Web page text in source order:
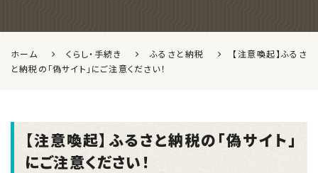
ホーム くらし・手続き ふるさと納税
【注意喚起】ふるさ
と納税の「偽サイト」にご注意ください！
【注意喚起】ふるさと納税の「偽サイト」
にご注意ください！